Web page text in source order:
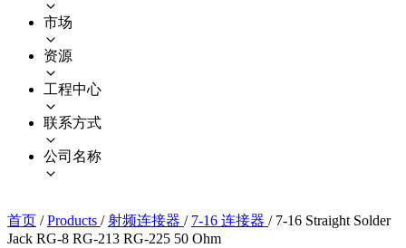
市场
资源
工程中心
联系方式
公司名称
首页 / Products / 射频连接器 / 7-16 连接器 / 7-16 Straight Solder
Jack RG-8 RG-213 RG-225 50 Ohm